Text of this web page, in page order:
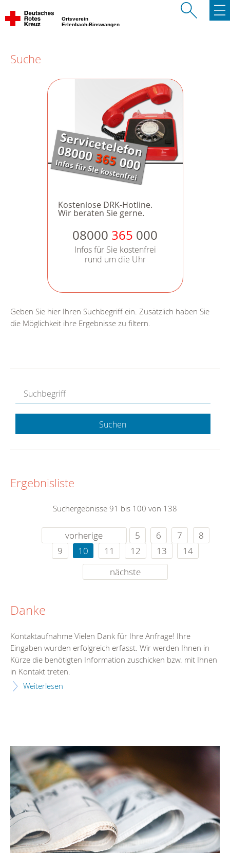
Ortsverein
Erlenbach-Binswangen
Suche
Kostenlose DRK-Hotline.
Wir beraten Sie gerne.
08000 365 000
Infos für Sie kostenfrei
rund um die Uhr
Geben Sie hier Ihren Suchbegriff ein. Zusätzlich haben Sie
die Möglichkeit ihre Ergebnisse zu filtern.
Suchen
Ergebnisliste
Suchergebnisse 91 bis 100 von 138
vorherige 5 6 7
8
9
10 11 12 13
14
nächste
Danke
Kontaktaufnahme Vielen Dank für Ihre Anfrage! Ihre
Eingaben wurden erfolgreich erfasst. Wir werden Ihnen in
Kürze die benötigten Information zuschicken bzw. mit Ihnen
in Kontakt treten.
Weiterlesen